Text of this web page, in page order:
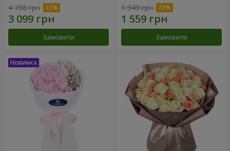
4 768 грн
Замовити
1 949 грн
Замовити